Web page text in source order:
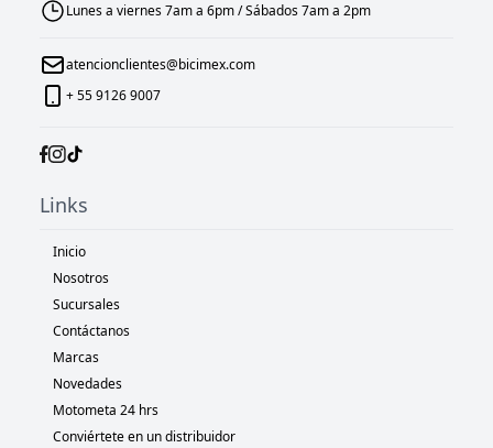
Lunes a viernes 7am a 6pm / Sábados 7am a 2pm
atencionclientes@bicimex.com
+ 55 9126 9007
Links
Inicio
Nosotros
Sucursales
Contáctanos
Marcas
Novedades
Motometa 24 hrs
Conviértete en un distribuidor